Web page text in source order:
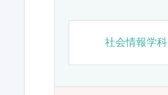
社会情報学科